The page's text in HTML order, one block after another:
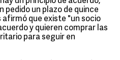
pedido un plazo de quince
que existe "un socio
y quieren comprar las
para seguir en